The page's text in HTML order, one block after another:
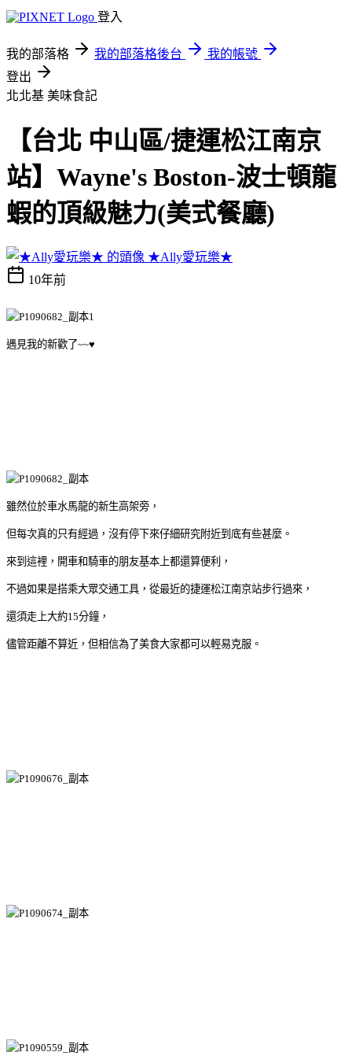
登入
我的部落格 我的部落格後台
我的帳號
登出
北北基 美味食記
【台北 中山區/捷運松江南京
站】Wayne's Boston-波士頓龍
蝦的頂級魅力(美式餐廳)
★Ally愛玩樂★
10年前
遇見我的新歡了~~♥
雖然位於車水馬龍的新生高架旁，
但每次真的只有經過，沒有停下來仔細研究附近到底有些甚麼。
來到這裡，開車和騎車的朋友基本上都還算便利，
不過如果是搭乘大眾交通工具，從最近的捷運松江南京站步行過來，
還須走上大約15分鐘，
儘管距離不算近，但相信為了美食大家都可以輕易克服。